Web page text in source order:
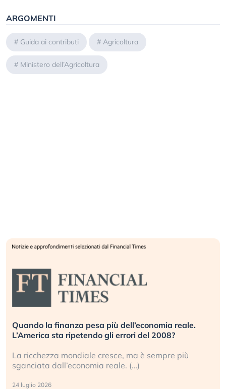
ARGOMENTI
# Guida ai contributi # Agricoltura
# Ministero dell’Agricoltura
Quando la finanza pesa più dell’economia reale.
L’America sta ripetendo gli errori del 2008?
La ricchezza mondiale cresce, ma è sempre più
sganciata dall’economia reale. (…)
24 luglio 2026